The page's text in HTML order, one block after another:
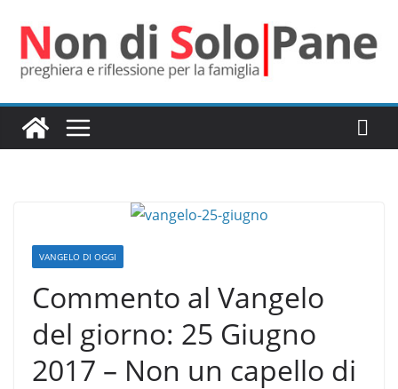
contenuto
VANGELO DI OGGI
Commento al Vangelo
del giorno: 25 Giugno
2017 – Non un capello di